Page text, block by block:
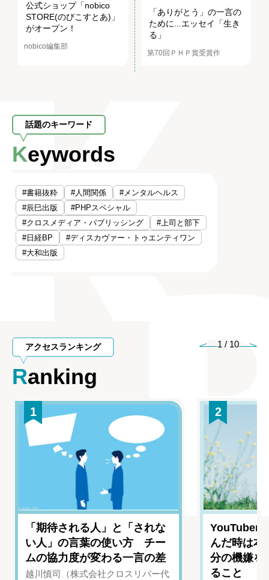
公式ショップ「nobico
STORE(のびこすとあ)」
がオープン！
nobico編集部
「ありがとう」の一言の
ために...エッセイ「生き
る」
第70回ＰＨＰ賞受賞作
話題のキーワード
Keywords
#書籍抜粋 #人間関係
#メンタルヘルス
#辰巳出版
#PHPスペシャル
#クロスメディア・パブリッシング
#上司と部下
#日経BP
#ディスカヴァー・トゥエンティワン
#大和出版
アクセスランキング
Ranking
1 / 10
1
「期待される人」と「されな
い人」の言葉の使い方 チー
ムの協力度が変わる一言の差
越川慎司（株式会社クロスリバー代
2
YouTuber
んだ時は
分の機嫌を
ること